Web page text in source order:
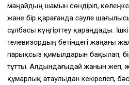
маңайдың шамын сөндiрiп, көлеңке
және бiр қарағанда сәуле
сұлбасы күңгiрттеу қараңдады.
телевизордың бетiндегi жаңағы
парықсыз қимылдарын бақылап,
тұтты. Алдындағыдай жанын жеп,
құмарлық атаулыдан кекiрелеп,